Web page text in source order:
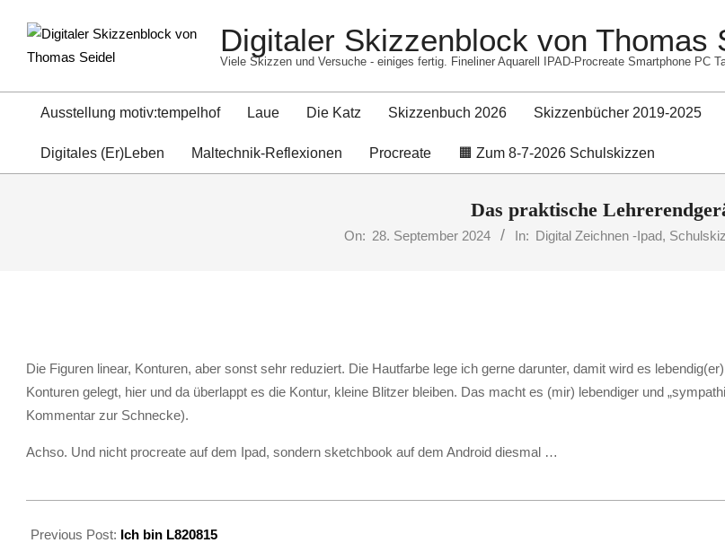
content
Digitaler Skizzenblock von Thomas
Viele Skizzen und Versuche - einiges fertig. Fineliner Aquarell IPAD-Procreate Smartphone PC
Ausstellung motiv:tempelhof Laue Die Katz Skizzenbuch 2026 Skizzenbücher 2019-2025
Digitales (Er)Leben Maltechnik-Reflexionen Procreate 🟧 Zum 8-7-2026 Schulskizzen
Das praktische
On: 28. September 2024 In: Digital Zeichnen -Ipad,
Die Figuren linear, Konturen, aber sonst sehr reduziert. Die Hautfarbe lege ich gerne darunter, damit wird es
Konturen gelegt, hier und da überlappt es die Kontur, kleine Blitzer bleiben. Das macht es (mir) lebendiger und
Kommentar zur Schnecke).
Achso. Und nicht procreate auf dem Ipad, sondern sketchbook auf dem Android diesmal …
09-
Previous Post: Ich bin L820815